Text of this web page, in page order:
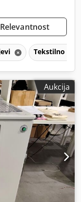
Relevantnost
Tekstilno
Aukcija